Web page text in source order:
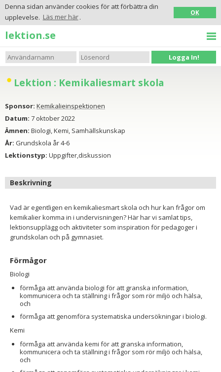
Denna sidan använder cookies för att förbättra din
upplevelse. Läs mer här.
OK
lektion.se
Logga In!
Lektion : Kemikaliesmart skola
Sponsor: Kemikalieinspektionen
Datum: 7 oktober 2022
Ämnen: Biologi, Kemi, Samhällskunskap
År: Grundskola år 4-6
Lektionstyp: Uppgifter,diskussion
Beskrivning
Vad är egentligen en kemikaliesmart skola och hur kan frågor om
kemikalier komma in i undervisningen? Här har vi samlat tips,
lektionsupplägg och aktiviteter som inspiration för pedagoger i
grundskolan och på gymnasiet.
Förmågor
Biologi
förmåga att använda biologi för att granska information,
kommunicera och ta ställning i frågor som rör miljö och hälsa,
och
förmåga att genomföra systematiska undersökningar i biologi.
Kemi
förmåga att använda kemi för att granska information,
kommunicera och ta ställning i frågor som rör miljö och hälsa,
och